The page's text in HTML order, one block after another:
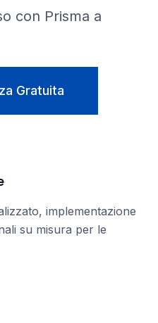
con Prisma a
Gratuita
implementazione
su misura per le